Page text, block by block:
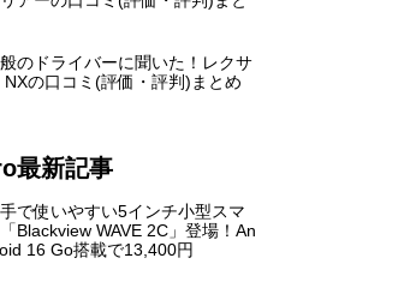
のドライバーに聞いた！レクサ
NXの口コミ(評価・評判)まとめ
最新記事
で使いやすい5インチ小型スマ
Blackview WAVE 2C」登場！An
16 Go搭載で13,400円